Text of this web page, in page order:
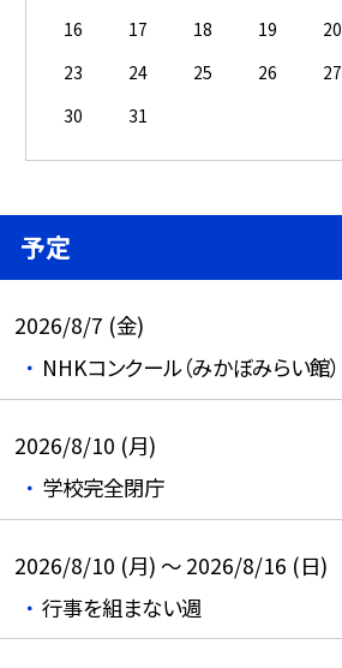
16
17 18 19 20
23
24 25 26 27
30
31
予定
2026/8/7 (金)
NHKコンクール（みかぼみらい館）
2026/8/10 (月)
学校完全閉庁
2026/8/10 (月) ～ 2026/8/16 (日)
行事を組まない週